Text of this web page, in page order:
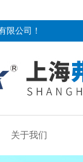
限公司！
关于我们